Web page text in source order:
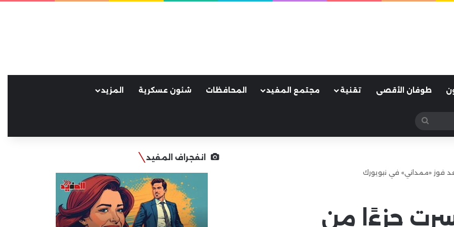
طوفان الأقصى تقنية مجتمع المفيد المحافظات شئون عسكرية المزيد
بحث
عن
فوز «ممداني» في نيويورك
جزءًا من
انفجراف المفيد